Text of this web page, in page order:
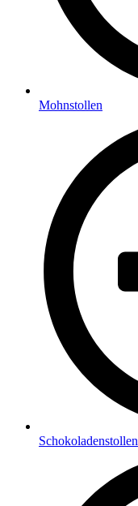
Mohnstollen
Schokoladenstollen